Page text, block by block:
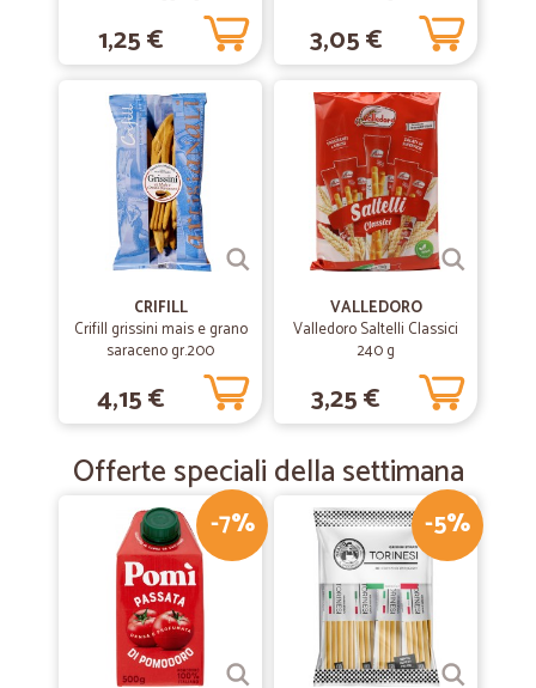
1,25 € 3,05 €
CRIFILL
Crifill grissini mais e grano
saraceno gr.200
4,15 €
VALLEDORO
Valledoro Saltelli Classici
240 g
3,25 €
Offerte speciali della settimana
-7% -5%